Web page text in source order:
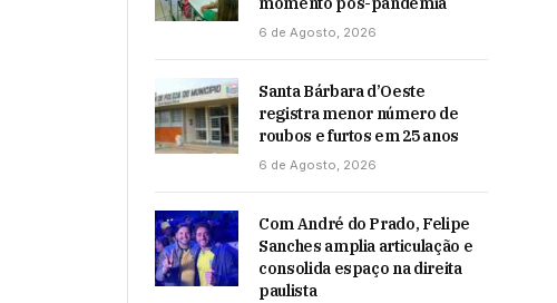
6 de Agosto, 2026
Santa Bárbara d’Oeste
registra menor número de
roubos e furtos em 25 anos
6 de Agosto, 2026
Com André do Prado, Felipe
Sanches amplia articulação e
consolida espaço na direita
paulista